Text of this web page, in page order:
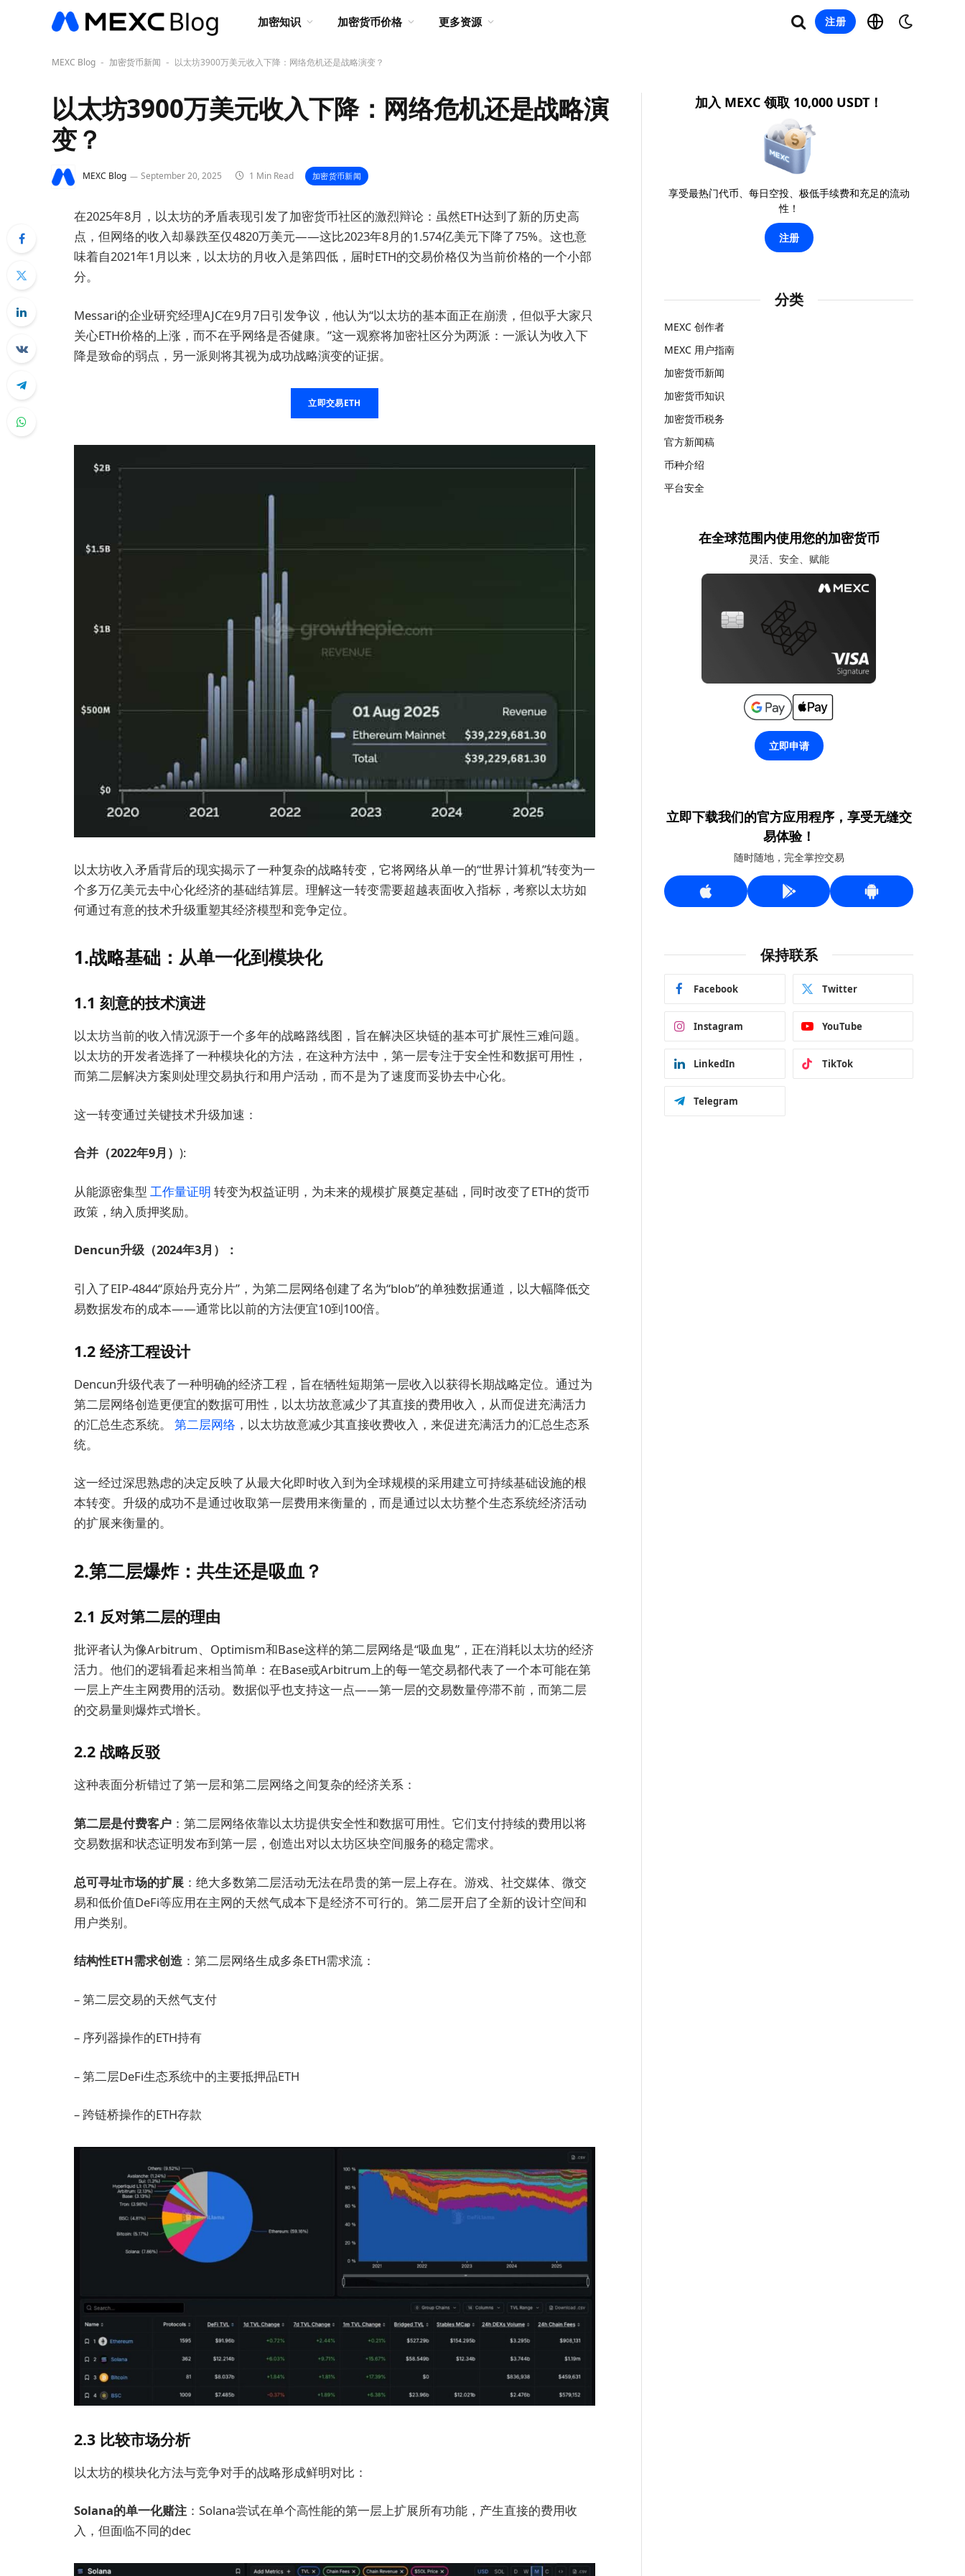
加密知识 加密货币价格 更多资源 注册
MEXC Blog - 加密货币新闻 - 以太坊3900万美元收入下降：网络危机还是战略演变？
以太坊3900万美元收入下降：网络危机还是战略演
变？
MEXC Blog September 20, 2025 1 Min Read 加密货币新闻
在2025年8月，以太坊的矛盾表现引发了加密货币社区的激烈辩论：虽然ETH达到了新的历史高
点，但网络的收入却暴跌至仅4820万美元——这比2023年8月的1.574亿美元下降了75%。这也意
味着自2021年1月以来，以太坊的月收入是第四低，届时ETH的交易价格仅为当前价格的一个小部
分。
Messari的企业研究经理AJC在9月7日引发争议，他认为“以太坊的基本面正在崩溃，但似乎大家只
关心ETH价格的上涨，而不在乎网络是否健康。”这一观察将加密社区分为两派：一派认为收入下
降是致命的弱点，另一派则将其视为成功战略演变的证据。
立即交易ETH
以太坊收入矛盾背后的现实揭示了一种复杂的战略转变，它将网络从单一的“世界计算机”转变为一
个多万亿美元去中心化经济的基础结算层。理解这一转变需要超越表面收入指标，考察以太坊如
何通过有意的技术升级重塑其经济模型和竞争定位。
1.战略基础：从单一化到模块化
1.1 刻意的技术演进
以太坊当前的收入情况源于一个多年的战略路线图，旨在解决区块链的基本可扩展性三难问题。
以太坊的开发者选择了一种模块化的方法，在这种方法中，第一层专注于安全性和数据可用性，
而第二层解决方案则处理交易执行和用户活动，而不是为了速度而妥协去中心化。
这一转变通过关键技术升级加速：
合并（2022年9月） ):
从能源密集型 工作量证明 转变为权益证明，为未来的规模扩展奠定基础，同时改变了ETH的货币
政策，纳入质押奖励。
Dencun升级（2024年3月）：
引入了EIP-4844“原始丹克分片”，为第二层网络创建了名为“blob”的单独数据通道，以大幅降低交
易数据发布的成本——通常比以前的方法便宜10到100倍。
1.2 经济工程设计
Dencun升级代表了一种明确的经济工程，旨在牺牲短期第一层收入以获得长期战略定位。通过为
第二层网络创造更便宜的数据可用性，以太坊故意减少了其直接的费用收入，从而促进充满活力
的汇总生态系统。 第二层网络 ，以太坊故意减少其直接收费收入，来促进充满活力的汇总生态系
统。
这一经过深思熟虑的决定反映了从最大化即时收入到为全球规模的采用建立可持续基础设施的根
本转变。升级的成功不是通过收取第一层费用来衡量的，而是通过以太坊整个生态系统经济活动
的扩展来衡量的。
2.第二层爆炸：共生还是吸血？
2.1 反对第二层的理由
批评者认为像Arbitrum、Optimism和Base这样的第二层网络是“吸血鬼”，正在消耗以太坊的经济
活力。他们的逻辑看起来相当简单：在Base或Arbitrum上的每一笔交易都代表了一个本可能在第
一层上产生主网费用的活动。数据似乎也支持这一点——第一层的交易数量停滞不前，而第二层
的交易量则爆炸式增长。
2.2 战略反驳
这种表面分析错过了第一层和第二层网络之间复杂的经济关系：
第二层是付费客户 ：第二层网络依靠以太坊提供安全性和数据可用性。它们支付持续的费用以将
交易数据和状态证明发布到第一层，创造出对以太坊区块空间服务的稳定需求。
总可寻址市场的扩展 ：绝大多数第二层活动无法在昂贵的第一层上存在。游戏、社交媒体、微交
易和低价值DeFi等应用在主网的天然气成本下是经济不可行的。第二层开启了全新的设计空间和
用户类别。
结构性ETH需求创造 ：第二层网络生成多条ETH需求流：
– 第二层交易的天然气支付
– 序列器操作的ETH持有
– 第二层DeFi生态系统中的主要抵押品ETH
– 跨链桥操作的ETH存款
2.3 比较市场分析
以太坊的模块化方法与竞争对手的战略形成鲜明对比：
Solana的单一化赌注 ：Solana尝试在单个高性能的第一层上扩展所有功能，产生直接的费用收
入，但面临不同的dec
加入 MEXC 领取 10,000 USDT！
享受最热门代币、每日空投、极低手续费和充足的流动
性！
注册
分类
MEXC 创作者
MEXC 用户指南
加密货币新闻
加密货币知识
加密货币税务
官方新闻稿
币种介绍
平台安全
在全球范围内使用您的加密货币
灵活、安全、赋能
立即申请
立即下载我们的官方应用程序，享受无缝交
易体验！
随时随地，完全掌控交易
保持联系
Facebook Twitter
Instagram YouTube
LinkedIn TikTok
Telegram